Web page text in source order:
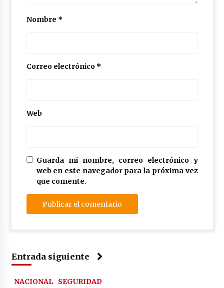
Nombre *
Correo electrónico *
Web
Guarda mi nombre, correo electrónico y
web en este navegador para la próxima vez
que comente.
Entrada siguiente
NACIONAL SEGURIDAD